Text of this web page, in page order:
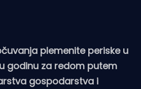
plemenite periske u
godinu za redom putem
gospodarstva i